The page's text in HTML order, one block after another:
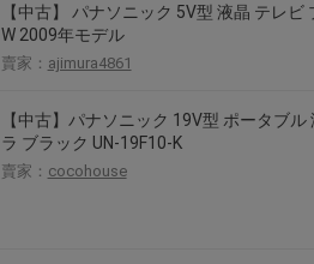
【中古】 パナソニック 5V型 液晶 テレ
W 2009年モデル
賣家： ajimura4861
【中古】パナソニック 19V型 ポータブ
ラ ブラック UN-19F10-K
賣家： cocohouse